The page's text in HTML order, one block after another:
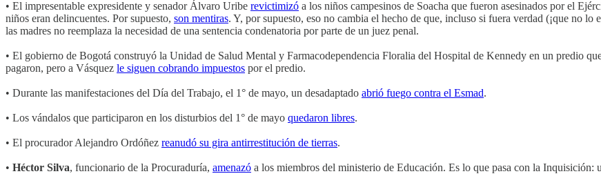
• El impresentable expresidente y senador Álvaro Uribe revictimizó a los niños campesinos de Soacha que fueron asesinados por el
niños eran delincuentes. Por supuesto, son mentiras. Y, por supuesto, eso no cambia el hecho de que, incluso si fuera verdad (¡que no
las madres no reemplaza la necesidad de una sentencia condenatoria por parte de un juez penal.
• El gobierno de Bogotá construyó la Unidad de Salud Mental y Farmacodependencia Floralia del Hospital de Kennedy en un predio
pagaron, pero a Vásquez le siguen cobrando impuestos por el predio.
• Durante las manifestaciones del Día del Trabajo, el 1° de mayo, un desadaptado abrió fuego contra el Esmad.
• Los vándalos que participaron en los disturbios del 1° de mayo quedaron libres.
• El procurador Alejandro Ordóñez reanudó su gira antirrestitución de tierras.
• Héctor Silva, funcionario de la Procuraduría, amenazó a los miembros del ministerio de Educación. Es lo que pasa con la Inquisición: